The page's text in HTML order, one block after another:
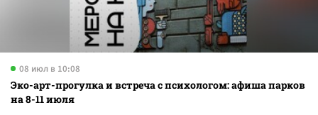
08 июл в 10:08
Эко-арт-прогулка и встреча с психологом: афиша парков
на 8-11 июля